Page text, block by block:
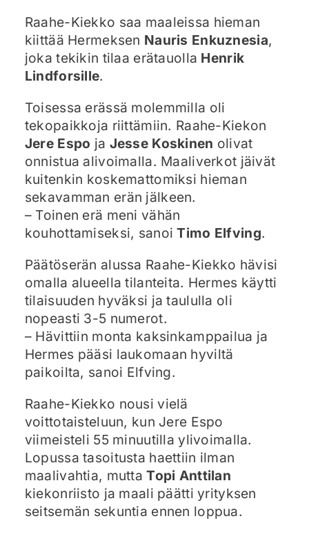
Raahe-Kiekko saa maaleissa hieman
kiittää Hermeksen Nauris Enkuznesia,
joka tekikin tilaa erätauolla Henrik
Lindforsille.
Toisessa erässä molemmilla oli
tekopaikkoja riittämiin. Raahe-Kiekon
Jere Espo ja Jesse Koskinen olivat
onnistua alivoimalla. Maaliverkot jäivät
kuitenkin koskemattomiksi hieman
sekavamman erän jälkeen.
– Toinen erä meni vähän
kouhottamiseksi, sanoiTimo Elfving.
Päätöserän alussa Raahe-Kiekko hävisi
omalla alueella tilanteita. Hermes käytti
tilaisuuden hyväksi ja taululla oli
nopeasti 3-5 numerot.
– Hävittiin monta kaksinkamppailua ja
Hermes pääsi laukomaan hyviltä
paikoilta, sanoi Elfving.
Raahe-Kiekko nousi vielä
voittotaisteluun, kun Jere Espo
viimeisteli 55 minuutilla ylivoimalla.
Lopussa tasoitusta haettiin ilman
maalivahtia, muttaTopi Anttilan
kiekonriisto ja maali päätti yrityksen
seitsemän sekuntia ennen loppua.